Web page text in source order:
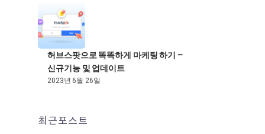
허브스팟으로 똑똑하게 마케팅 하기 –
신규기능 및 업데이트
2023년 6월 26일
최근포스트